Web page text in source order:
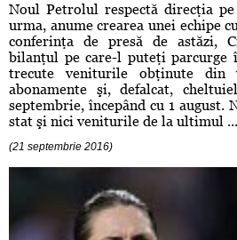
Noul Petrolul respectă direcţia
urma, anume crearea unei echipe
conferinţa de presă de astăzi,
bilanţul pe care-l puteţi parcurge
trecute veniturile obţinute din
abonamente şi, defalcat,
septembrie, începând cu 1 august.
stat şi nici veniturile de la ultimul ...
(21 septembrie 2016)